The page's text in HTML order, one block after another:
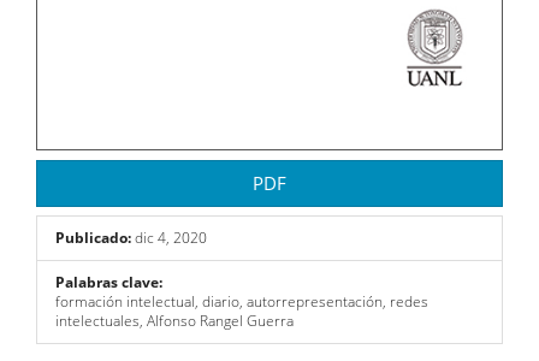
PDF
Publicado:dic 4, 2020
Palabras clave:
formación intelectual, diario, autorrepresentación, redes
intelectuales, Alfonso Rangel Guerra